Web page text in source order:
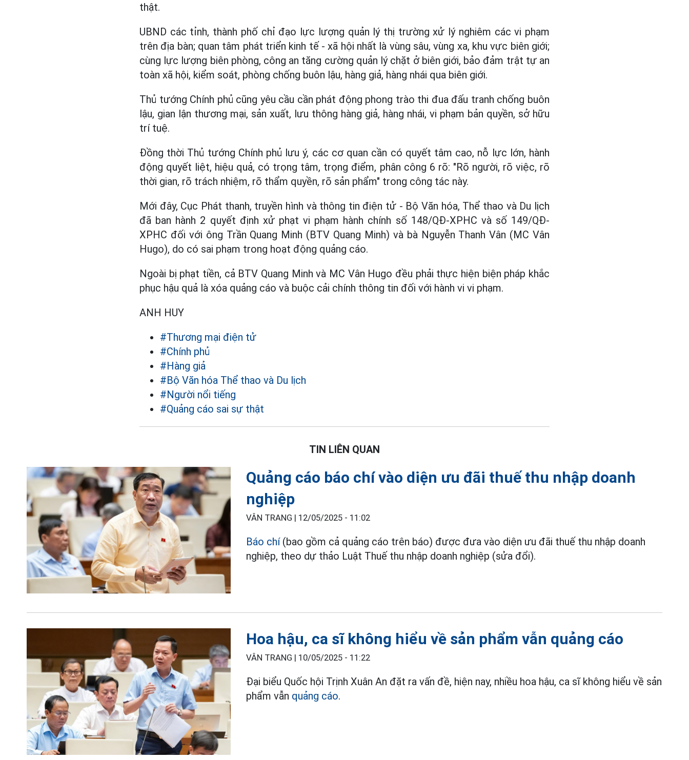
thật.
UBND các tỉnh, thành phố chỉ đạo lực lượng quản lý thị trường xử lý nghiêm các vi phạm
trên địa bàn; quan tâm phát triển kinh tế - xã hội nhất là vùng sâu, vùng xa, khu vực biên giới;
cùng lực lượng biên phòng, công an tăng cường quản lý chặt ở biên giới, bảo đảm trật tự an
toàn xã hội, kiểm soát, phòng chống buôn lậu, hàng giả, hàng nhái qua biên giới.
Thủ tướng Chính phủ cũng yêu cầu cần phát động phong trào thi đua đấu tranh chống buôn
lậu, gian lận thương mại, sản xuất, lưu thông hàng giả, hàng nhái, vi phạm bản quyền, sở hữu
trí tuệ.
Đồng thời Thủ tướng Chính phủ lưu ý, các cơ quan cần có quyết tâm cao, nỗ lực lớn, hành
động quyết liệt, hiệu quả, có trọng tâm, trọng điểm, phân công 6 rõ: "Rõ người, rõ việc, rõ
thời gian, rõ trách nhiệm, rõ thẩm quyền, rõ sản phẩm" trong công tác này.
Mới đây, Cục Phát thanh, truyền hình và thông tin điện tử - Bộ Văn hóa, Thể thao và Du lịch
đã ban hành 2 quyết định xử phạt vi phạm hành chính số 148/QĐ-XPHC và số 149/QĐ-
XPHC đối với ông Trần Quang Minh (BTV Quang Minh) và bà Nguyễn Thanh Vân (MC Vân
Hugo), do có sai phạm trong hoạt động quảng cáo.
Ngoài bị phạt tiền, cả BTV Quang Minh và MC Vân Hugo đều phải thực hiện biện pháp khắc
phục hậu quả là xóa quảng cáo và buộc cải chính thông tin đối với hành vi vi phạm.
ANH HUY
#Thương mại điện tử
#Chính phủ
#Hàng giả
#Bộ Văn hóa Thể thao và Du lịch
#Người nổi tiếng
#Quảng cáo sai sự thật
TIN LIÊN QUAN
Quảng cáo báo chí vào diện ưu đãi thuế thu nhập doanh
nghiệp
VÂN TRANG | 12/05/2025 - 11:02
Báo chí(bao gồm cả quảng cáo trên báo) được đưa vào diện ưu đãi thuế thu nhập doanh
nghiệp, theo dự thảo Luật Thuế thu nhập doanh nghiệp (sửa đổi).
Hoa hậu, ca sĩ không hiểu về sản phẩm vẫn quảng cáo
VÂN TRANG | 10/05/2025 - 11:22
Đại biểu Quốc hội Trịnh Xuân An đặt ra vấn đề, hiện nay, nhiều hoa hậu, ca sĩ không hiểu về sản
phẩm vẫn quảng cáo.